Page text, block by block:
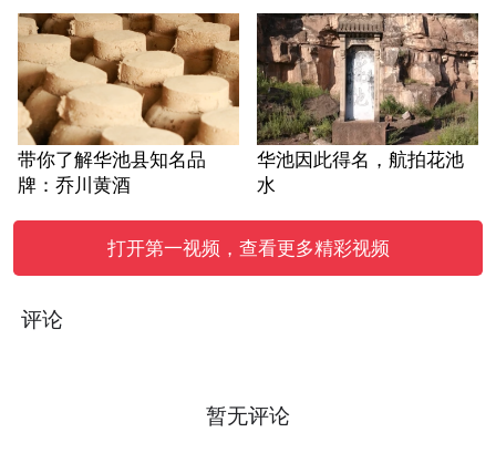
带你了解华池县知名品
牌：乔川黄酒
华池因此得名，航拍花池
水
打开第一视频，查看更多精彩视频
评论
暂无评论